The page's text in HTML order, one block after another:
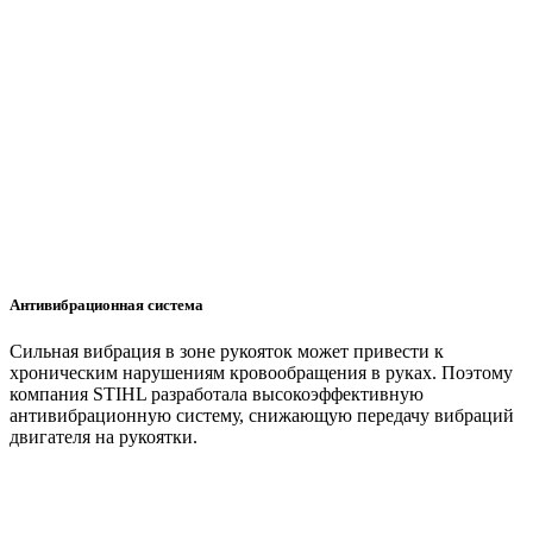
Антивибрационная система
Сильная вибрация в зоне рукояток может привести к
хроническим нарушениям кровообращения в руках. Поэтому
компания STIHL разработала высокоэффективную
антивибрационную систему, снижающую передачу вибраций
двигателя на рукоятки.